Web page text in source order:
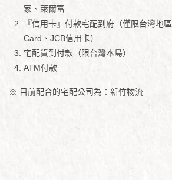
家、萊爾富
『信用卡』付款宅配到府（僅限台灣地
Card、JCB信用卡）
宅配貨到付款（限台灣本島）
ATM付款
※ 目前配合的宅配公司為：新竹物流